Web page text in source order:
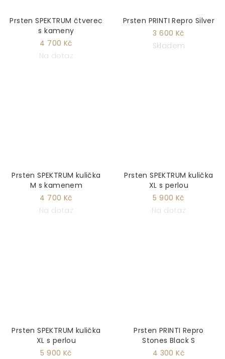
Prsten SPEKTRUM čtverec
s kameny
4 700 Kč
Na dotaz
Prsten PRINTI Repro Silver
3 600 Kč
Skladem
Prsten SPEKTRUM kulička
M s kamenem
4 700 Kč
Na dotaz
Prsten SPEKTRUM kulička
XL s perlou
5 900 Kč
Na dotaz
Prsten SPEKTRUM kulička
XL s perlou
5 900 Kč
Prsten PRINTI Repro
Stones Black S
4 300 Kč